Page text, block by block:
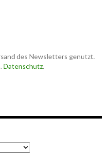
des Newsletters genutzt.
Datenschutz.